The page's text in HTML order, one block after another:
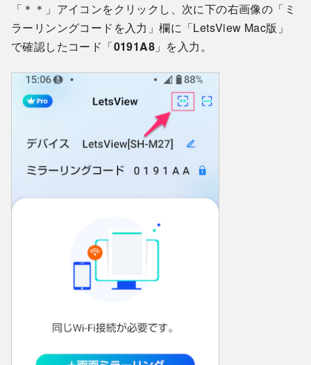
「＊＊」アイコンをクリックし、次に下の右画像の「ミ
ラーリンングコードを入力」欄に「LetsView Mac版」
で確認したコード「0191A8 」を入力。